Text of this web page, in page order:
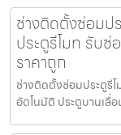
ช่างติดตั้งซ่อมป
ประตูรีโมท รับซ่
ราคาถูก
ช่างติดตั้งซ่อมประตูรี
อัตโนมัติ ประตูบานเลื่